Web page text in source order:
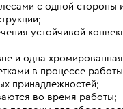
с одной
устойчивой
и одна
в процессе
принадлежностей;
во время работы;